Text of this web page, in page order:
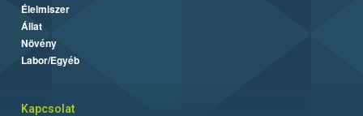
Élelmiszer
Állat
Növény
Labor/Egyéb
Kapcsolat